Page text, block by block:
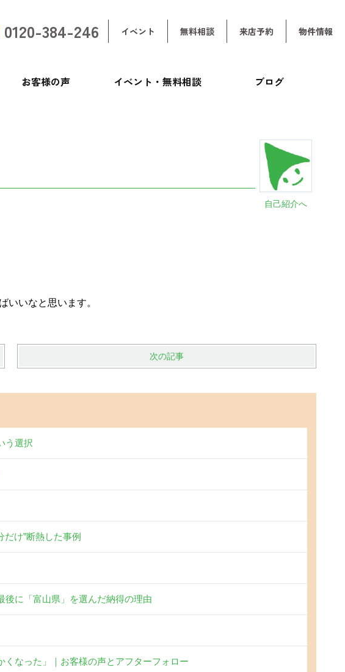
0120-384-246 イベント 無料相談 来店予約 物件情報
お客様の声 イベント・無料相談 ブログ
自己紹介へ
いいなと思います。
次の記事
う選択
だけ”断熱した事例
後に「富山県」を選んだ納得の理由
くなった」｜お客様の声とアフターフォロー